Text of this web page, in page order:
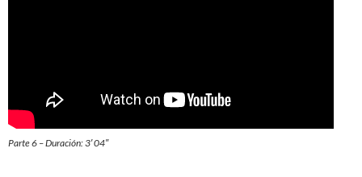
Parte 6 – Duración: 3′ 04″